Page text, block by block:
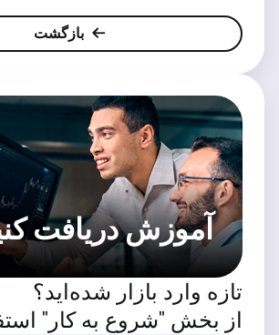
بازگشت
آموزش دریافت
تازه وارد بازار شده‌اید؟
از بخش "شروع به کار"